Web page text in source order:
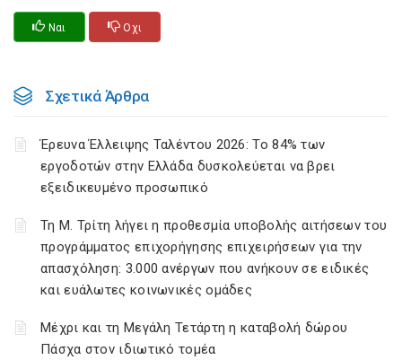
Ναι Οχι
Σχετικά Άρθρα
Έρευνα Έλλειψης Ταλέντου 2026: Το 84% των
εργοδοτών στην Ελλάδα δυσκολεύεται να βρει
εξειδικευμένο προσωπικό
Τη Μ. Τρίτη λήγει η προθεσμία υποβολής αιτήσεων του
προγράμματος επιχορήγησης επιχειρήσεων για την
απασχόληση: 3.000 ανέργων που ανήκουν σε ειδικές
και ευάλωτες κοινωνικές ομάδες
Μέχρι και τη Μεγάλη Τετάρτη η καταβολή δώρου
Πάσχα στον ιδιωτικό τομέα